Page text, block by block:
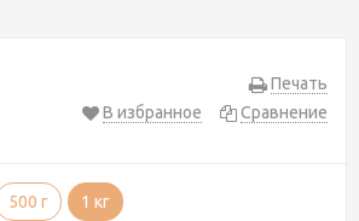
Печать
В избранное Сравнение
500 г 1 кг